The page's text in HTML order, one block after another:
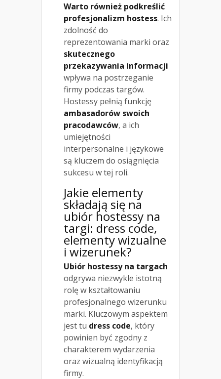
Warto również podkreślić
profesjonalizm hostess. Ich
zdolność do
reprezentowania marki oraz
skutecznego
przekazywania informacji
wpływa na postrzeganie
firmy podczas targów.
Hostessy pełnią funkcję
ambasadorów swoich
pracodawców, a ich
umiejętności
interpersonalne i językowe
są kluczem do osiągnięcia
sukcesu w tej roli.
Jakie elementy
składają się na
ubiór hostessy na
targi: dress code,
elementy wizualne
i wizerunek?
Ubiór hostessy na targach
odgrywa niezwykle istotną
rolę w kształtowaniu
profesjonalnego wizerunku
marki. Kluczowym aspektem
jest tu dress code, który
powinien być zgodny z
charakterem wydarzenia
oraz wizualną identyfikacją
firmy.